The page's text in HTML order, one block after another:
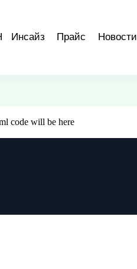
Прайс Новости
Инсайз
code will be here